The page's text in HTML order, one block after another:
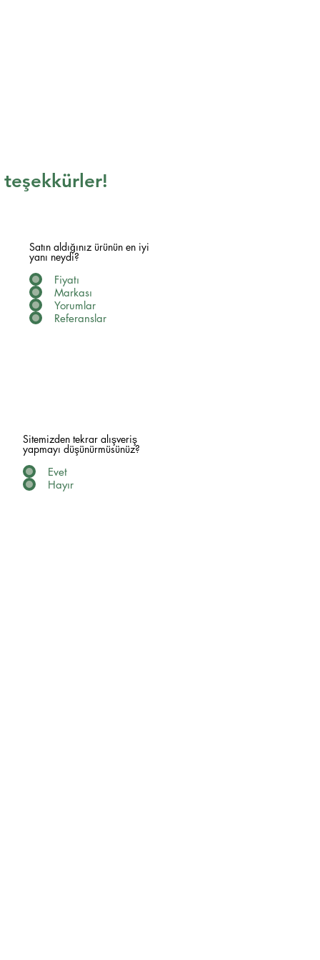
teşekkürler!
Satın aldığınız ürünün en iyi
yanı neydi?
Fiyatı
Markası
Yorumlar
Referanslar
Sitemizden tekrar alışveriş
yapmayı düşünürmüsünüz?
Evet
Hayır